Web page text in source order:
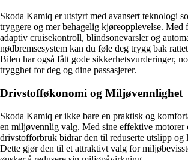
Skoda Kamiq er utstyrt med avansert teknologi
tryggere og mer behagelig kjøreopplevelse. Med
adaptiv cruisekontroll, blindsonevarsler og
nødbremsesystem kan du føle deg trygg bak
Bilen har også fått gode sikkerhetsvurderinger,
trygghet for deg og dine passasjerer.
Drivstofføkonomi og Miljøvennlighet
Skoda Kamiq er ikke bare en praktisk og
en miljøvennlig valg. Med sine effektive motorer
drivstofforbruk bidrar den til reduserte utslipp og
Dette gjør den til et attraktivt valg for